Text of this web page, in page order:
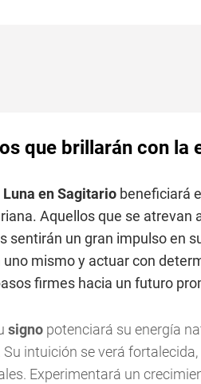
que brillarán con la
Luna en Sagitario beneficiará
Aquellos que se
sentirán un gran impulso en
mismo y actuar con
firmes hacia un futuro
signo potenciará su energía
intuición se verá
Experimentará un